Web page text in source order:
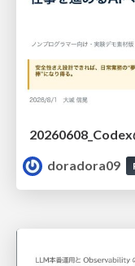
doradora09